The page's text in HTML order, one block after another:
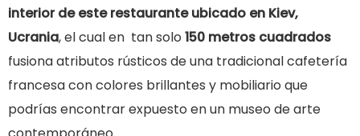
interior de este restaurante ubicado en Kiev,
Ucrania, el cual en tan solo 150 metros cuadrados
fusiona atributos rústicos de una tradicional cafetería
francesa con colores brillantes y mobiliario que
podrías encontrar expuesto en un museo de arte